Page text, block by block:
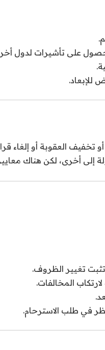
على تأشيرات لدول
للإبعاد.
العقوبة أو إلغاء قرار
إلى أخرى، لكن هناك
تغيير الظروف.
المخالفات.
في طلب الاسترحام.